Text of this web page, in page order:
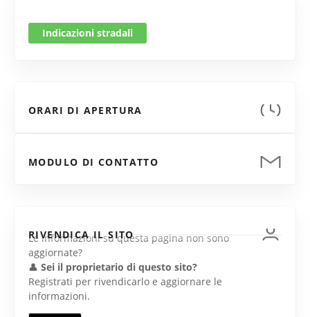
Indicazioni stradali
ORARI DI APERTURA
MODULO DI CONTATTO
RIVENDICA IL SITO
Le informazioni su questa pagina non sono
aggiornate?
👤 Sei il proprietario di questo sito?
Registrati per rivendicarlo e aggiornare le
informazioni.